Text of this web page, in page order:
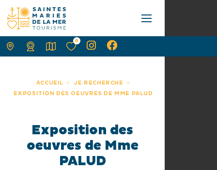
ACCUEIL
JE RECHERCHE
EXPOSITION DES OEUVRES DE MME PALUD
Exposition des
oeuvres de Mme
PALUD
0